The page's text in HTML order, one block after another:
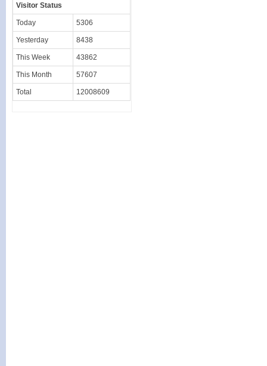
Visitor Status
Today 5306
Yesterday 8438
This Week 43862
This Month 57607
Total 12008609